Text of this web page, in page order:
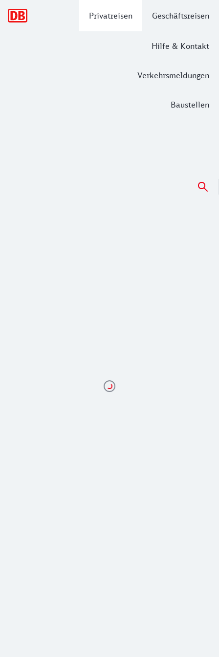
Privatreisen Geschäftsreisen
Hilfe & Kontakt
Verkehrsmeldungen
Baustellen